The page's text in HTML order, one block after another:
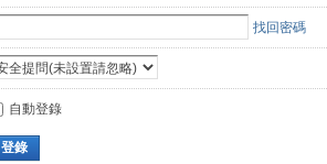
找回密碼
自動登錄
登錄